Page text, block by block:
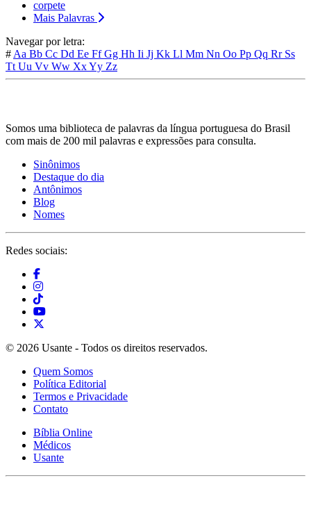
corpete
Mais Palavras
Navegar por letra:
# Aa Bb Cc Dd Ee FfGg Hh Ii Jj Kk Ll Mm Nn Oo Pp Qq Rr Ss
Tt Uu Vv Ww XxYy Zz
Somos uma biblioteca de palavras da língua portuguesa do Brasil
com mais de 200 mil palavras e expressões para consulta.
Sinônimos
Destaque do dia
Antônimos
Blog
Nomes
Redes sociais:
© 2026 Usante - Todos os direitos reservados.
Quem Somos
Política Editorial
Termos e Privacidade
Contato
Bíblia Online
Médicos
Usante